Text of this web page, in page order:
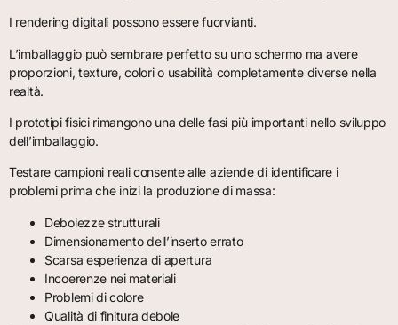
I rendering digitali possono essere fuorvianti.
L’imballaggio può sembrare perfetto su uno schermo ma avere
proporzioni, texture, colori o usabilità completamente diverse nella
realtà.
I prototipi fisici rimangono una delle fasi più importanti nello sviluppo
dell’imballaggio.
Testare campioni reali consente alle aziende di identificare i
problemi prima che inizi la produzione di massa:
Debolezze strutturali
Dimensionamento dell’inserto errato
Scarsa esperienza di apertura
Incoerenze nei materiali
Problemi di colore
Qualità di finitura debole